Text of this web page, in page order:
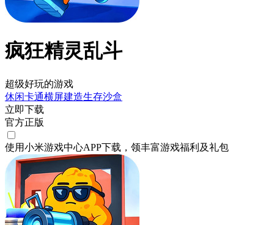
疯狂精灵乱斗
超级好玩的游戏
休闲卡通横屏建造生存沙盒
立即下载
官方正版
使用小米游戏中心APP下载 ，领丰富游戏福利 及礼包